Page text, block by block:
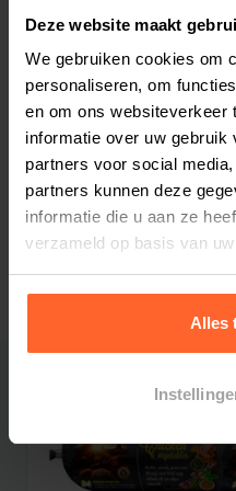
Deze website maakt
We gebruiken cookies om
personaliseren, om
en om ons websiteverkeer
informatie over uw gebruik
partners voor social
partners kunnen deze
informatie die u aan ze
verzameld op basis van
Alles
voedingsspecialisten
topfokkers in
De formules van
natuurlijke
hond een
unieke combinatie van
voor een goede
energie en een
De toegevoegde
Kruidenextracten van
de spijsvertering, en
Gerelateerde